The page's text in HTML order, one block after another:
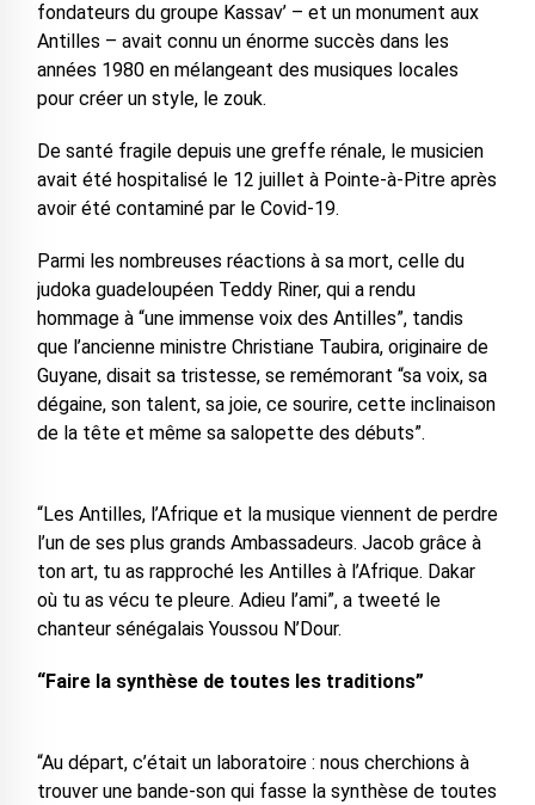
fondateurs du groupe Kassav’ – et un monument aux
Antilles – avait connu un énorme succès dans les
années 1980 en mélangeant des musiques locales
pour créer un style, le zouk.
De santé fragile depuis une greffe rénale, le musicien
avait été hospitalisé le 12 juillet à Pointe-à-Pitre après
avoir été contaminé par le Covid-19.
Parmi les nombreuses réactions à sa mort, celle du
judoka guadeloupéen Teddy Riner, qui a rendu
hommage à “une immense voix des Antilles”, tandis
que l’ancienne ministre Christiane Taubira, originaire de
Guyane, disait sa tristesse, se remémorant “sa voix, sa
dégaine, son talent, sa joie, ce sourire, cette inclinaison
de la tête et même sa salopette des débuts”.
“Les Antilles, l’Afrique et la musique viennent de perdre
l’un de ses plus grands Ambassadeurs. Jacob grâce à
ton art, tu as rapproché les Antilles à l’Afrique. Dakar
où tu as vécu te pleure. Adieu l’ami”, a tweeté le
chanteur sénégalais Youssou N’Dour.
“Faire la synthèse de toutes les traditions”
“Au départ, c’était un laboratoire : nous cherchions à
trouver une bande-son qui fasse la synthèse de toutes